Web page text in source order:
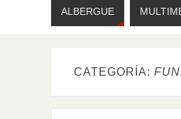
ALBERGUE
CATEGORÍA: